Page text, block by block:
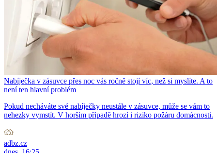
Nabíječka v zásuvce přes noc vás ročně stojí víc, než si myslíte. A to
není ten hlavní problém
Pokud necháváte své nabíječky neustále v zásuvce, může se vám to
nehezky vymstít. V horším případě hrozí i riziko požáru domácnosti.
adbz.cz